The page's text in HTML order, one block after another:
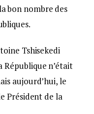
bon nombre des
Tshisekedi
République n’était
aujourd’hui, le
Président de la